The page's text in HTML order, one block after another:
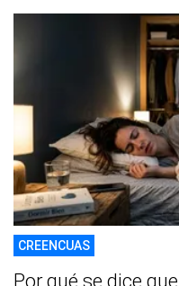
CREENCUAS
Por qué se dice